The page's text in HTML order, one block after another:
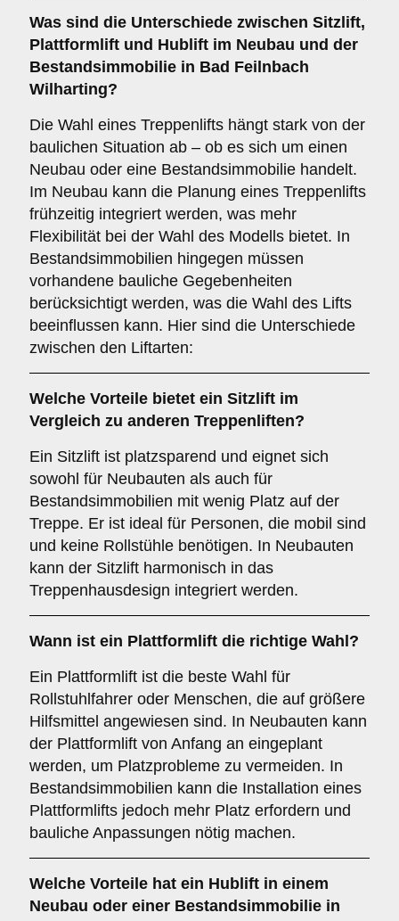
Was sind die Unterschiede zwischen Sitzlift,
Plattformlift und Hublift im Neubau und der
Bestandsimmobilie in Bad Feilnbach
Wilharting?
Die Wahl eines Treppenlifts hängt stark von der
baulichen Situation ab – ob es sich um einen
Neubau oder eine Bestandsimmobilie handelt.
Im Neubau kann die Planung eines Treppenlifts
frühzeitig integriert werden, was mehr
Flexibilität bei der Wahl des Modells bietet. In
Bestandsimmobilien hingegen müssen
vorhandene bauliche Gegebenheiten
berücksichtigt werden, was die Wahl des Lifts
beeinflussen kann. Hier sind die Unterschiede
zwischen den Liftarten:
Welche Vorteile bietet ein Sitzlift im
Vergleich zu anderen Treppenliften?
Ein Sitzlift ist platzsparend und eignet sich
sowohl für Neubauten als auch für
Bestandsimmobilien mit wenig Platz auf der
Treppe. Er ist ideal für Personen, die mobil sind
und keine Rollstühle benötigen. In Neubauten
kann der Sitzlift harmonisch in das
Treppenhausdesign integriert werden.
Wann ist ein Plattformlift die richtige Wahl?
Ein Plattformlift ist die beste Wahl für
Rollstuhlfahrer oder Menschen, die auf größere
Hilfsmittel angewiesen sind. In Neubauten kann
der Plattformlift von Anfang an eingeplant
werden, um Platzprobleme zu vermeiden. In
Bestandsimmobilien kann die Installation eines
Plattformlifts jedoch mehr Platz erfordern und
bauliche Anpassungen nötig machen.
Welche Vorteile hat ein Hublift in einem
Neubau oder einer Bestandsimmobilie in